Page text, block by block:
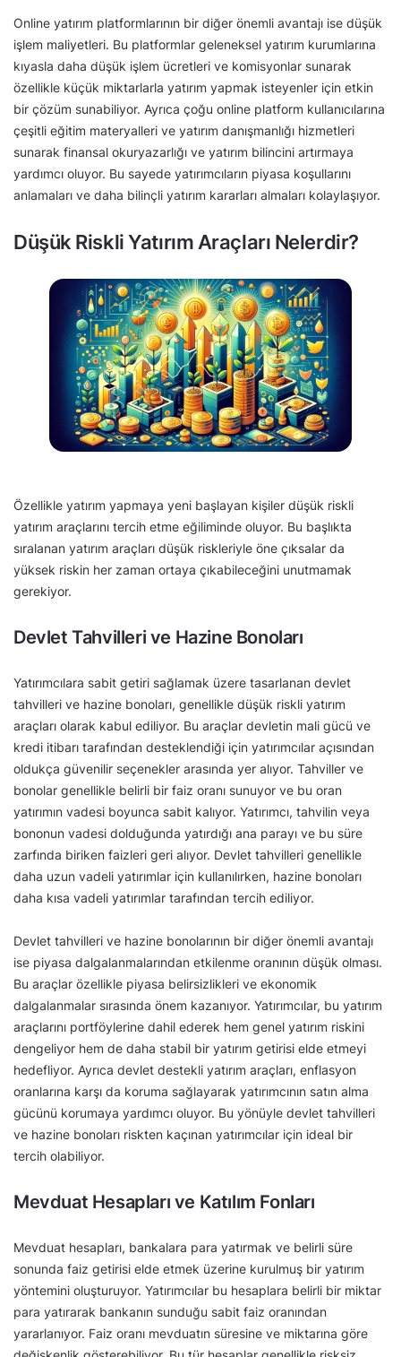
Online yatırım platformlarının bir diğer önemli avantajı ise düşük
işlem maliyetleri. Bu platformlar geleneksel yatırım kurumlarına
kıyasla daha düşük işlem ücretleri ve komisyonlar sunarak
özellikle küçük miktarlarla yatırım yapmak isteyenler için etkin
bir çözüm sunabiliyor. Ayrıca çoğu online platform kullanıcılarına
çeşitli eğitim materyalleri ve yatırım danışmanlığı hizmetleri
sunarak finansal okuryazarlığı ve yatırım bilincini artırmaya
yardımcı oluyor. Bu sayede yatırımcıların piyasa koşullarını
anlamaları ve daha bilinçli yatırım kararları almaları kolaylaşıyor.
Düşük Riskli Yatırım Araçları Nelerdir?
Özellikle yatırım yapmaya yeni başlayan kişiler düşük riskli
yatırım araçlarını tercih etme eğiliminde oluyor. Bu başlıkta
sıralanan yatırım araçları düşük riskleriyle öne çıksalar da
yüksek riskin her zaman ortaya çıkabileceğini unutmamak
gerekiyor.
Devlet Tahvilleri ve Hazine Bonoları
Yatırımcılara sabit getiri sağlamak üzere tasarlanan devlet
tahvilleri ve hazine bonoları, genellikle düşük riskli yatırım
araçları olarak kabul ediliyor. Bu araçlar devletin mali gücü ve
kredi itibarı tarafından desteklendiği için yatırımcılar açısından
oldukça güvenilir seçenekler arasında yer alıyor. Tahviller ve
bonolar genellikle belirli bir faiz oranı sunuyor ve bu oran
yatırımın vadesi boyunca sabit kalıyor. Yatırımcı, tahvilin veya
bononun vadesi dolduğunda yatırdığı ana parayı ve bu süre
zarfında biriken faizleri geri alıyor. Devlet tahvilleri genellikle
daha uzun vadeli yatırımlar için kullanılırken, hazine bonoları
daha kısa vadeli yatırımlar tarafından tercih ediliyor.
Devlet tahvilleri ve hazine bonolarının bir diğer önemli avantajı
ise piyasa dalgalanmalarından etkilenme oranının düşük olması.
Bu araçlar özellikle piyasa belirsizlikleri ve ekonomik
dalgalanmalar sırasında önem kazanıyor. Yatırımcılar, bu yatırım
araçlarını portföylerine dahil ederek hem genel yatırım riskini
dengeliyor hem de daha stabil bir yatırım getirisi elde etmeyi
hedefliyor. Ayrıca devlet destekli yatırım araçları, enflasyon
oranlarına karşı da koruma sağlayarak yatırımcının satın alma
gücünü korumaya yardımcı oluyor. Bu yönüyle devlet tahvilleri
ve hazine bonoları riskten kaçınan yatırımcılar için ideal bir
tercih olabiliyor.
Mevduat Hesapları ve Katılım Fonları
Mevduat hesapları, bankalara para yatırmak ve belirli süre
sonunda faiz getirisi elde etmek üzerine kurulmuş bir yatırım
yöntemini oluşturuyor. Yatırımcılar bu hesaplara belirli bir miktar
para yatırarak bankanın sunduğu sabit faiz oranından
yararlanıyor. Faiz oranı mevduatın süresine ve miktarına göre